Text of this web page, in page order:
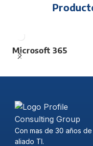
Microsoft 365
Con mas de 30 años
aliado TI.